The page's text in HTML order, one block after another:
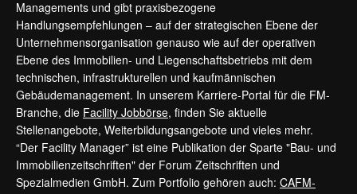
Managements und gibt praxisbezogene
Handlungsempfehlungen – auf der strategischen Ebene der
Unternehmensorganisation genauso wie auf der operativen
Ebene des Immobilien- und Liegenschaftsbetriebs mit dem
technischen, infrastrukturellen und kaufmännischen
Gebäudemanagement. In unserem Karriere-Portal für die FM-
Branche, die Facility Jobbörse, finden Sie aktuelle
Stellenangebote, Weiterbildungsangebote und vieles mehr.
“Der Facility Manager” ist eine Publikation der Sparte "Bau- und
Immobilienzeitschriften" der Forum Zeitschriften und
Spezialmedien GmbH. Zum Portfolio gehören auch: CAFM-